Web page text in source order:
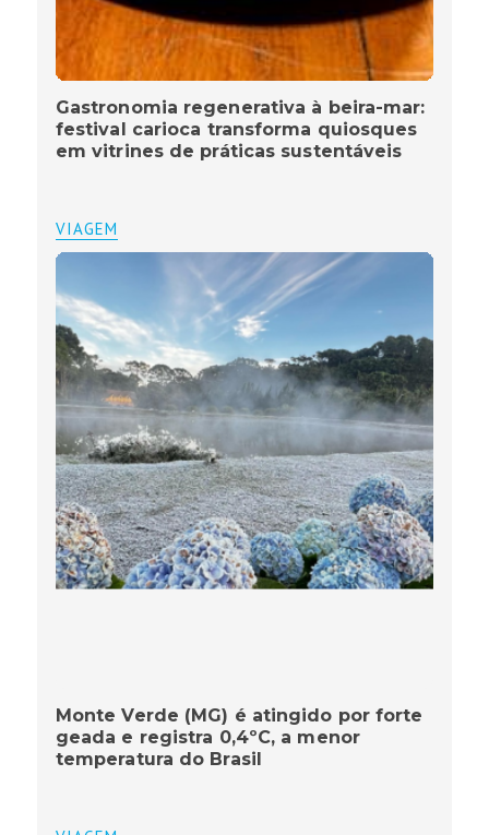
Gastronomia regenerativa à beira-mar:
festival carioca transforma quiosques
em vitrines de práticas sustentáveis
VIAGEM
Monte Verde (MG) é atingido por forte
geada e registra 0,4ºC, a menor
temperatura do Brasil